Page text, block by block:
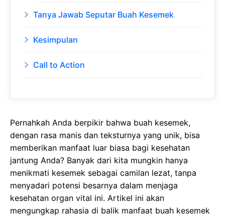
Tanya Jawab Seputar Buah Kesemek
Kesimpulan
Call to Action
Pernahkah Anda berpikir bahwa buah kesemek,
dengan rasa manis dan teksturnya yang unik, bisa
memberikan manfaat luar biasa bagi kesehatan
jantung Anda? Banyak dari kita mungkin hanya
menikmati kesemek sebagai camilan lezat, tanpa
menyadari potensi besarnya dalam menjaga
kesehatan organ vital ini. Artikel ini akan
mengungkap rahasia di balik manfaat buah kesemek